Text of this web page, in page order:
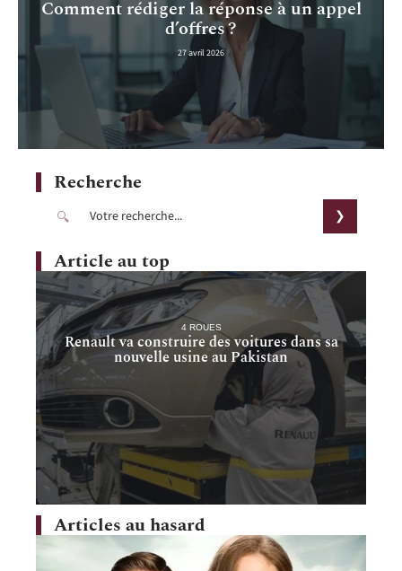
Comment rédiger la réponse à un appel
d’offres ?
27 avril 2026
Recherche
Article au top
4 ROUES
Renault va construire des voitures dans sa
nouvelle usine au Pakistan
Articles au hasard